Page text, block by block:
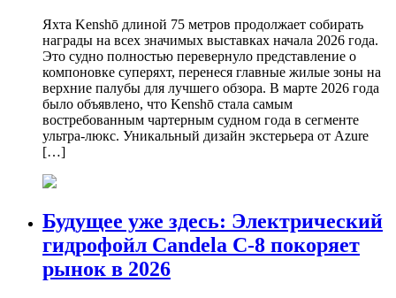
Яхта Kenshō длиной 75 метров продолжает собирать
награды на всех значимых выставках начала 2026 года.
Это судно полностью перевернуло представление о
компоновке суперяхт, перенеся главные жилые зоны на
верхние палубы для лучшего обзора. В марте 2026 года
было объявлено, что Kenshō стала самым
востребованным чартерным судном года в сегменте
ультра-люкс. Уникальный дизайн экстерьера от Azure
[…]
Будущее уже здесь: Электрический
гидрофойл Candela C-8 покоряет
рынок в 2026